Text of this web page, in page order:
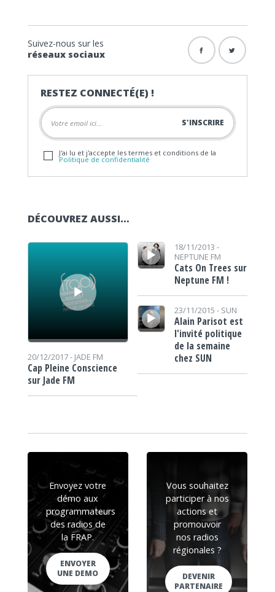
Suivez-nous sur les
réseaux sociaux
RESTEZ CONNECTÉ(E) !
J'ai lu et j'accepte les termes et conditions de la
Politique de confidentialité
DÉCOUVREZ AUSSI…
Lecteur audio
20/12/2017 - JADE FM
Cap Pleine Conscience
sur Jade FM
Lecteur audio18/11/2013 -
NEPTUNE FM
Cats On Trees sur
Neptune FM !
Lecteur audio
23/11/2015 - SUN
Alain Parisot est
l'invité politique
de la semaine
chez SUN
Envoyez votre
démo aux
programmateurs
des radios de
la FRAP.
ENVOYER
UNE DEMO
Vous souhaitez
participer à nos
actions et
promouvoir
nos radios
régionales ?
DEVENIR
PARTENAIRE